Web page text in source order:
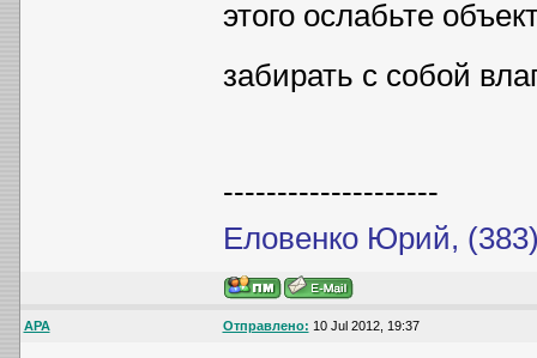
этого ослабьте
забирать с собой
--------------------
Еловенко Юрий,
АРА Отправлено: 10 Jul 2012, 19:37